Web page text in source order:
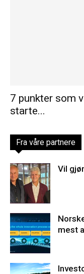
7 punkter som
starte...
Fra våre partnere
Vil
mest